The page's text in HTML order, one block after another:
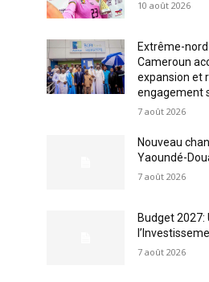
10 août 2026
Extrême-nord
Cameroun
expansion et
engagement
7 août 2026
Nouveau
Yaoundé-
7 août 2026
Budget 2027:
7 août 2026